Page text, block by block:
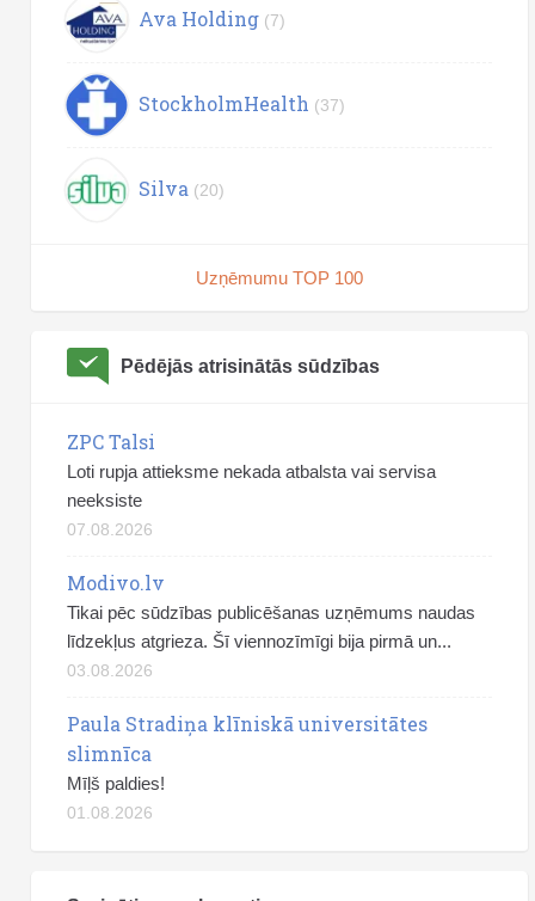
Ava Holding (7)
StockholmHealth (37)
Silva (20)
Uzņēmumu TOP 100
Pēdējās atrisinātās sūdzības
ZPC Talsi
Loti rupja attieksme nekada atbalsta vai servisa
neeksiste
07.08.2026
Modivo.lv
Tikai pēc sūdzības publicēšanas uzņēmums naudas
līdzekļus atgrieza. Šī viennozīmīgi bija pirmā un...
03.08.2026
Paula Stradiņa klīniskā universitātes
slimnīca
Mīļš paldies!
01.08.2026